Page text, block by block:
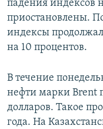
падения индексов
приостановлены.
индексы
на 10 процентов.
В течение
нефти марки Brent
долларов. Такое
года. На